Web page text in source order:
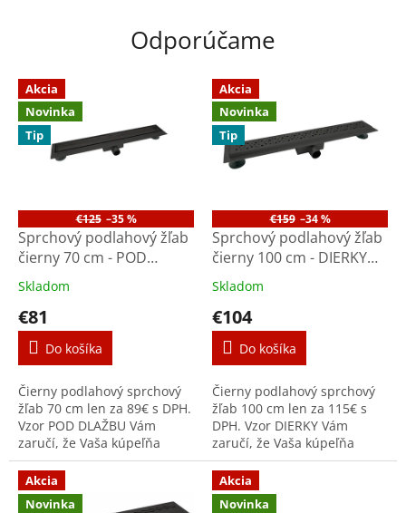
Odporúčame
Akcia
Novinka
Tip
€125 –35 %
Sprchový podlahový žľab
čierny 70 cm - POD
DLAŽBU M7004B
Skladom
€81
Do košíka
Čierny podlahový sprchový
žľab 70 cm len za 89€ s DPH.
Vzor POD DLAŽBU Vám
zaručí, že Vaša kúpeľňa
bude moderná dlhé roky a
celonerezové prevedenie, že
Vám aj mnoho rokov vydrží.
Akcia
Novinka
Tip
€159 –34 %
Sprchový podlahový žľab
čierny 100 cm - DIERKY
M1002B
Skladom
€104
Do košíka
Čierny podlahový sprchový
žľab 100 cm len za 115€ s
DPH. Vzor DIERKY Vám
zaručí, že Vaša kúpeľňa
bude moderná dlhé roky a
celonerezové prevedenie, že
Vám aj mnoho rokov vydrží.
Akcia
Novinka
Akcia
Novinka